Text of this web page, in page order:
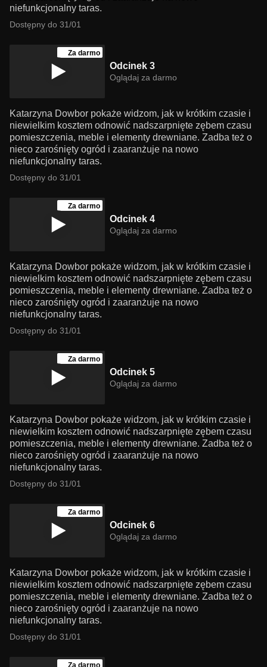
niefunkcjonalny taras.
Dostępny do 31/01
Za darmo
Odcinek 3
Oglądaj za darmo
Katarzyna Dowbor pokaże widzom, jak w krótkim czasie i
niewielkim kosztem odnowić nadszarpnięte zębem czasu
pomieszczenia, meble i elementy drewniane. Zadba też o
nieco zarośnięty ogród i zaaranżuje na nowo
niefunkcjonalny taras.
Dostępny do 31/01
Za darmo
Odcinek 4
Oglądaj za darmo
Katarzyna Dowbor pokaże widzom, jak w krótkim czasie i
niewielkim kosztem odnowić nadszarpnięte zębem czasu
pomieszczenia, meble i elementy drewniane. Zadba też o
nieco zarośnięty ogród i zaaranżuje na nowo
niefunkcjonalny taras.
Dostępny do 31/01
Za darmo
Odcinek 5
Oglądaj za darmo
Katarzyna Dowbor pokaże widzom, jak w krótkim czasie i
niewielkim kosztem odnowić nadszarpnięte zębem czasu
pomieszczenia, meble i elementy drewniane. Zadba też o
nieco zarośnięty ogród i zaaranżuje na nowo
niefunkcjonalny taras.
Dostępny do 31/01
Za darmo
Odcinek 6
Oglądaj za darmo
Katarzyna Dowbor pokaże widzom, jak w krótkim czasie i
niewielkim kosztem odnowić nadszarpnięte zębem czasu
pomieszczenia, meble i elementy drewniane. Zadba też o
nieco zarośnięty ogród i zaaranżuje na nowo
niefunkcjonalny taras.
Dostępny do 31/01
Za darmo